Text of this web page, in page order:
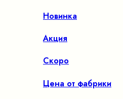
Новинка
Акция
Скоро
Цена от фабрики